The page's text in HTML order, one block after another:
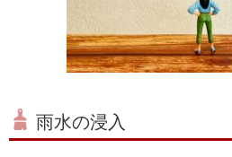
雨水の浸入